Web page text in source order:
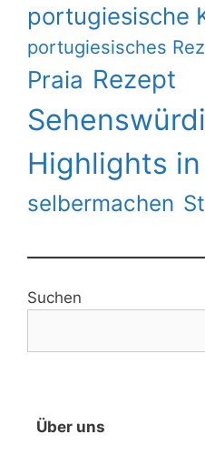
portugiesische
portugiesisches
Praia Rezept
Highlights
selbermachen
Suchen
Über uns